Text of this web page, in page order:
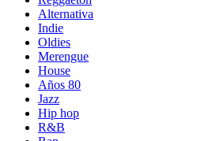
Alternativa
Indie
Oldies
Merengue
House
Años 80
Jazz
Hip hop
R&B